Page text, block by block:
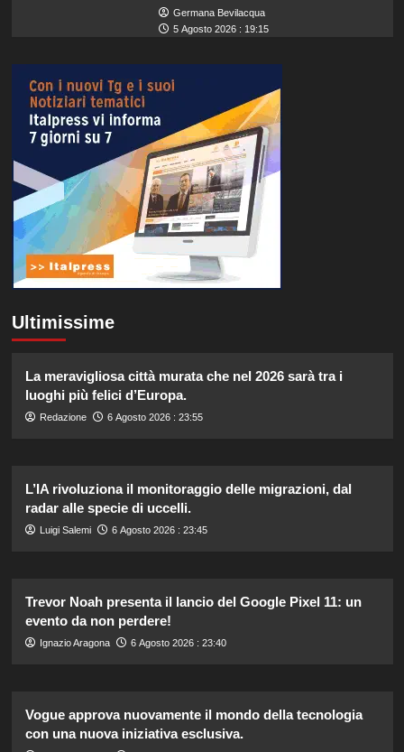
Germana Bevilacqua
5 Agosto 2026 : 19:15
Ultimissime
La meravigliosa città murata che nel 2026 sarà tra i
luoghi più felici d’Europa.
Redazione 6 Agosto 2026 : 23:55
L’IA rivoluziona il monitoraggio delle migrazioni, dal
radar alle specie di uccelli.
Luigi Salemi 6 Agosto 2026 : 23:45
Trevor Noah presenta il lancio del Google Pixel 11: un
evento da non perdere!
Ignazio Aragona 6 Agosto 2026 : 23:40
Vogue approva nuovamente il mondo della tecnologia
con una nuova iniziativa esclusiva.